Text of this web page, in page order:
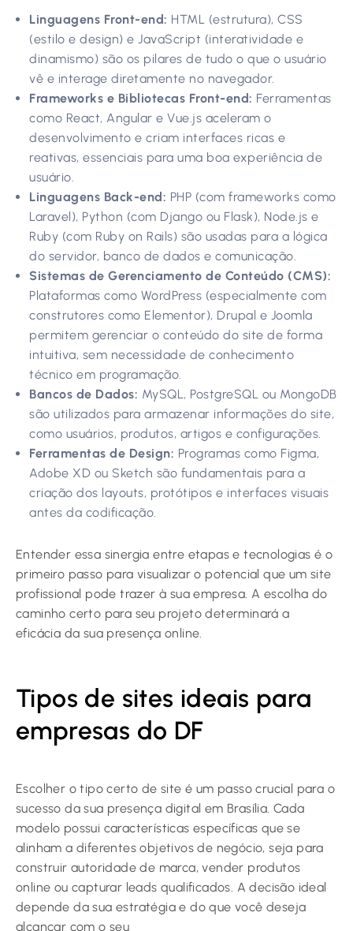
Linguagens Front-end: HTML (estrutura), CSS
(estilo e design) e JavaScript (interatividade e
dinamismo) são os pilares de tudo o que o usuário
vê e interage diretamente no navegador.
Frameworks e Bibliotecas Front-end: Ferramentas
como React, Angular e Vue.js aceleram o
desenvolvimento e criam interfaces ricas e
reativas, essenciais para uma boa experiência de
usuário.
Linguagens Back-end: PHP (com frameworks como
Laravel), Python (com Django ou Flask), Node.js e
Ruby (com Ruby on Rails) são usadas para a lógica
do servidor, banco de dados e comunicação.
Sistemas de Gerenciamento de Conteúdo (CMS):
Plataformas como WordPress (especialmente com
construtores como Elementor), Drupal e Joomla
permitem gerenciar o conteúdo do site de forma
intuitiva, sem necessidade de conhecimento
técnico em programação.
Bancos de Dados: MySQL, PostgreSQL ou MongoDB
são utilizados para armazenar informações do site,
como usuários, produtos, artigos e configurações.
Ferramentas de Design: Programas como Figma,
Adobe XD ou Sketch são fundamentais para a
criação dos layouts, protótipos e interfaces visuais
antes da codificação.
Entender essa sinergia entre etapas e tecnologias é o
primeiro passo para visualizar o potencial que um site
profissional pode trazer à sua empresa. A escolha do
caminho certo para seu projeto determinará a
eficácia da sua presença online.
Tipos de sites ideais para
empresas do DF
Escolher o tipo certo de site é um passo crucial para o
sucesso da sua presença digital em Brasília. Cada
modelo possui características específicas que se
alinham a diferentes objetivos de negócio, seja para
construir autoridade de marca, vender produtos
online ou capturar leads qualificados. A decisão ideal
depende da sua estratégia e do que você deseja
alcançar com o seu